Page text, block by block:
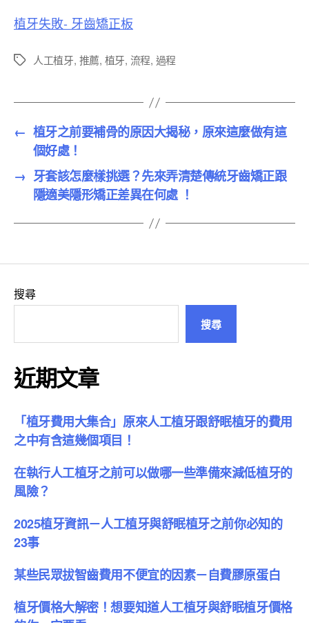
植牙失敗- 牙齒矯正板
標
人工植牙, 推薦, 植牙, 流程, 過程
← 植牙之前要補骨的原因大揭秘，原來這麼做有這
個好處！
→ 牙套該怎麼樣挑選？先來弄清楚傳統牙齒矯正跟
隱適美隱形矯正差異在何處 ！
搜尋
搜尋
近期文章
「植牙費用大集合」原來人工植牙跟舒眠植牙的費用
之中有含這幾個項目！
在執行人工植牙之前可以做哪一些準備來減低植牙的
風險？
2025植牙資訊－人工植牙與舒眠植牙之前你必知的
23事
某些民眾拔智齒費用不便宜的因素－自費膠原蛋白
植牙價格大解密！想要知道人工植牙與舒眠植牙價格